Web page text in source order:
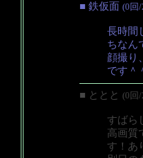
■ 鉄仮面 (0回/
長時間
ちなん
顔撮り
です＾
■ ととと (0回/
すばら
高画質
す！あ